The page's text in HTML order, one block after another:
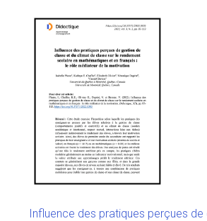
Influence des pratiques perçues de